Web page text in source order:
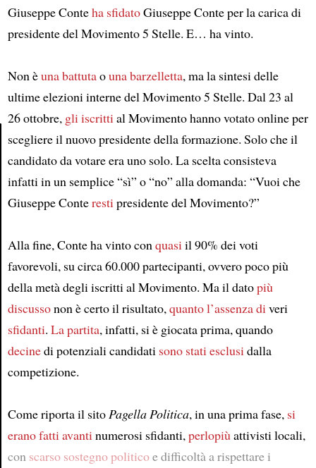
Article
Giuseppe Conteha sfidatoGiuseppe Conte per la carica di
presidente del Movimento 5 Stelle. E… ha vinto.
Non èuna battutaouna barzelletta, ma la sintesi delle
ultime elezioni interne del Movimento 5 Stelle. Dal 23 al
26 ottobre, gli iscrittial Movimento hanno votato online per
scegliere il nuovo presidente della formazione. Solo che il
candidato da votare era uno solo. La scelta consisteva
infatti in un semplice “sì” o “no” alla domanda: “Vuoi che
Giuseppe Conterestipresidente del Movimento?”
Alla fine, Conte ha vinto conquasiil 90% dei voti
favorevoli, su circa 60.000 partecipanti, ovvero poco più
della metà degli iscritti al Movimento. Ma il datopiù
discussonon è certo il risultato,quanto l’assenza diveri
sfidanti. La partita, infatti, si è giocata prima, quando
decinedi potenziali candidati sono stati esclusidalla
competizione.
Come riporta il sitoPagella Politica, in una prima fase, si
erano fatti avantinumerosi sfidanti,perlopiùattivisti locali,
con scarso sostegno politicoe difficoltà a rispettare i